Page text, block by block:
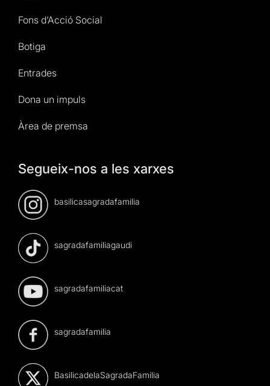
Fons d’Acció Social
Botiga
Entrades
Dona un impuls
Àrea de premsa
Segueix-nos a les xarxes
basilicasagradafamilia
sagradafamiliagaudi
sagradafamiliacat
sagradafamilia
BasilicadelaSagradaFamilia